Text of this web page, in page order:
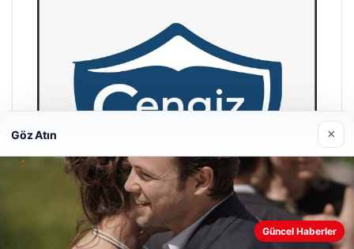
Web sitemizi nasıl kullandığınızı daha iyi anlayabilmek,
Göz Atın ×
Güncel Haberler